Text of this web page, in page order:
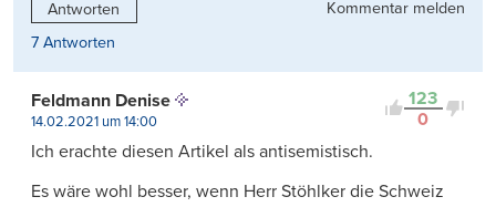
Antworten
Kommentar melden
7 Antworten
123
0
Feldmann Denise
14.02.2021 um 14:00
Ich erachte diesen Artikel als antisemistisch.
Es wäre wohl besser, wenn Herr Stöhlker die Schweiz